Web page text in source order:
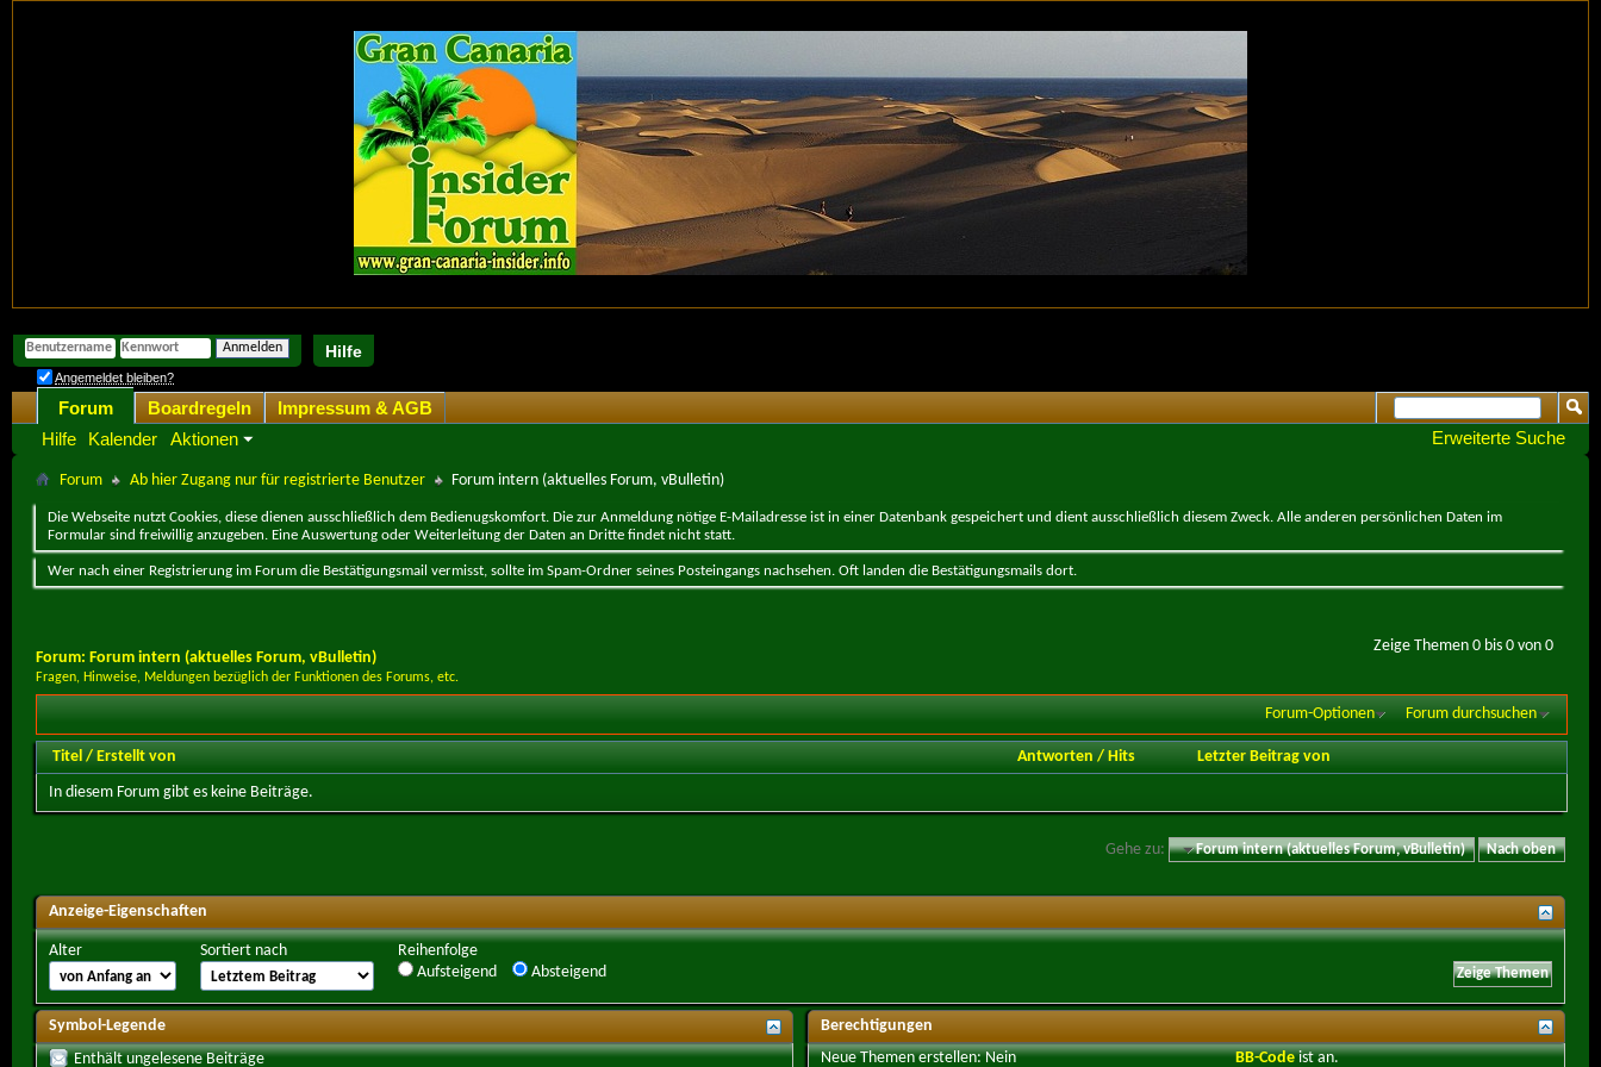
Hilfe
Angemeldet bleiben?
Forum
Hilfe
Kalender Aktionen
Boardregeln
Impressum & AGB
Erweiterte Suche
Forum Ab hier Zugang nur für registrierte Benutzer Forum intern (aktuelles Forum, vBulletin)
Die Webseite nutzt Cookies, diese dienen ausschließlich dem Bedienugskomfort. Die zur Anmeldung nötige E-Mailadresse ist in einer Datenbank gespeichert und dient ausschließlich diesem Zweck. Alle anderen persönlichen Daten im
Formular sind freiwillig anzugeben. Eine Auswertung oder Weiterleitung der Daten an Dritte findet nicht statt.
Wer nach einer Registrierung im Forum die Bestätigungsmail vermisst, sollte im Spam-Ordner seines Posteingangs nachsehen. Oft landen die Bestätigungsmails dort.
Zeige Themen 0 bis 0 von 0
Forum: Forum intern (aktuelles Forum, vBulletin)
Fragen, Hinweise, Meldungen bezüglich der Funktionen des Forums, etc.
Forum-Optionen Forum durchsuchen
Titel / Erstellt von Antworten / Hits
Letzter Beitrag von
In diesem Forum gibt es keine Beiträge.
Gehe zu: Forum intern (aktuelles Forum, vBulletin) Nach oben
Anzeige-Eigenschaften
Alter Sortiert nach
Reihenfolge
Aufsteigend
Absteigend
Symbol-Legende
Enthält ungelesene Beiträge
Berechtigungen
Neue Themen erstellen:Nein BB-Codeistan.